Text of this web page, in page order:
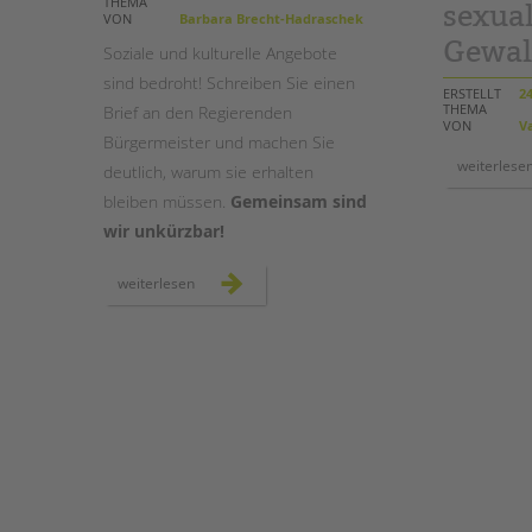
STADTTEILARBEIT
VON
Barbara Brecht-Hadraschek
Soziale und kulturelle Angebote
sind bedroht! Schreiben Sie einen
Brief an den Regierenden
Bürgermeister und machen Sie
deutlich, warum sie erhalten
bleiben müssen. Gemeinsam sind
wir unkürzbar!
weiterlesen #briefeankai
ERSTELLT
THEMA
VON
weiterlesen